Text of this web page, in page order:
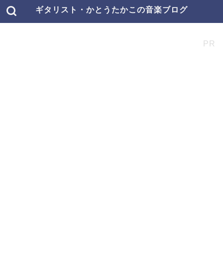
ギタリスト・かとうたかこの音楽ブログ
PR